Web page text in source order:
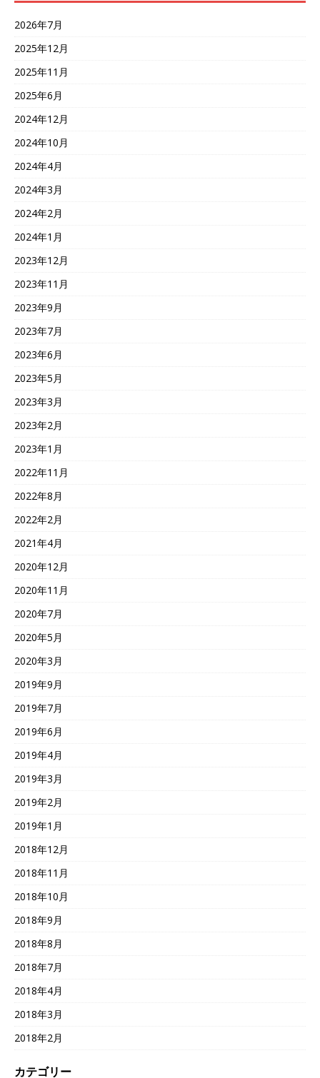
2026年7月
2025年12月
2025年11月
2025年6月
2024年12月
2024年10月
2024年4月
2024年3月
2024年2月
2024年1月
2023年12月
2023年11月
2023年9月
2023年7月
2023年6月
2023年5月
2023年3月
2023年2月
2023年1月
2022年11月
2022年8月
2022年2月
2021年4月
2020年12月
2020年11月
2020年7月
2020年5月
2020年3月
2019年9月
2019年7月
2019年6月
2019年4月
2019年3月
2019年2月
2019年1月
2018年12月
2018年11月
2018年10月
2018年9月
2018年8月
2018年7月
2018年4月
2018年3月
2018年2月
カテゴリー